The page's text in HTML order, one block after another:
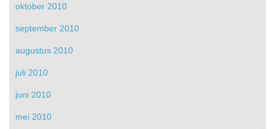
oktober 2010
september 2010
augustus 2010
juli 2010
juni 2010
mei 2010